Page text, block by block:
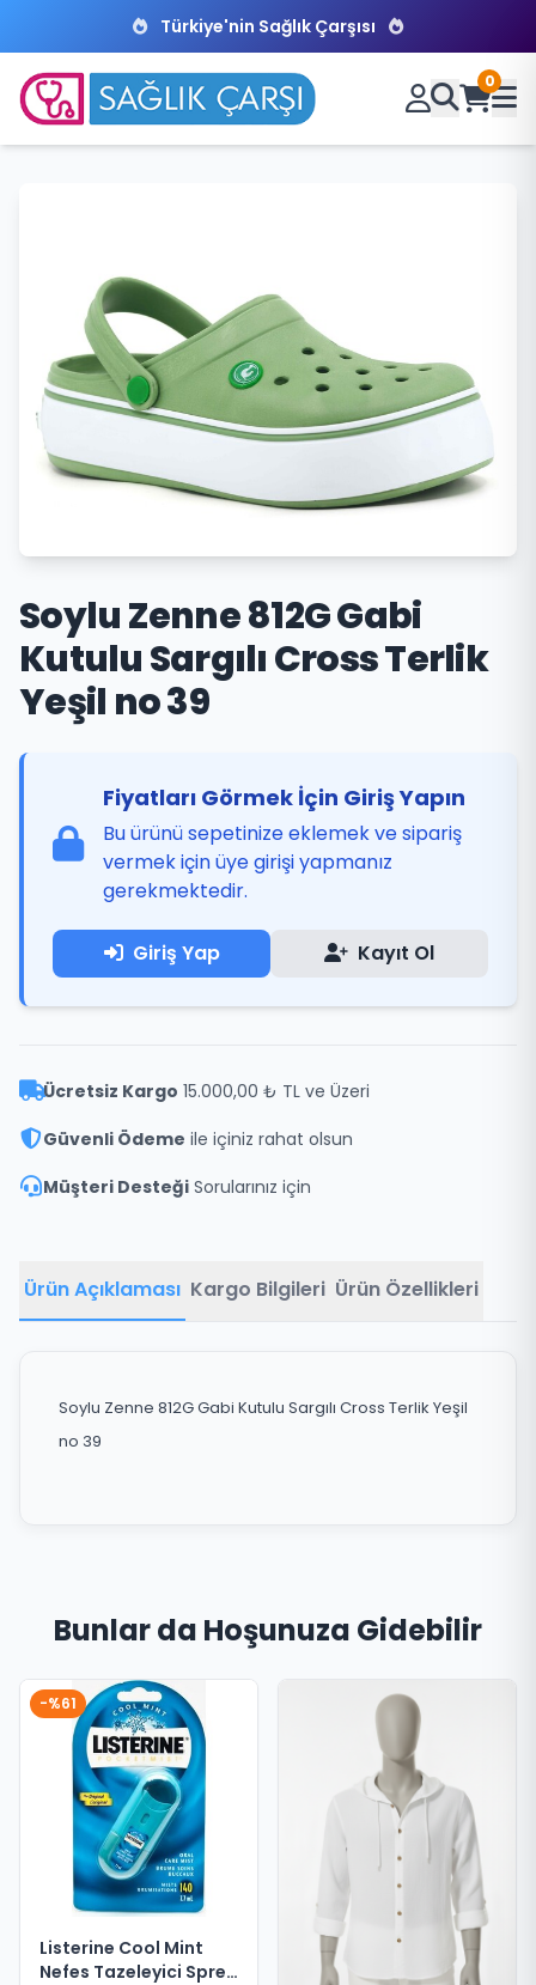
Türkiye'nin Sağlık Çarşısı
0
Soylu Zenne 812G Gabi
Kutulu Sargılı Cross Terlik
Yeşil no 39
Fiyatları Görmek İçin Giriş Yapın
Bu ürünü sepetinize eklemek ve sipariş
vermek için üye girişi yapmanız
gerekmektedir.
Giriş Yap Kayıt Ol
Ücretsiz Kargo 15.000,00 ₺ TL ve Üzeri
Güvenli Ödeme ile içiniz rahat olsun
Müşteri Desteği Sorularınız için
Ürün Açıklaması Kargo Bilgileri Ürün Özellikleri
Soylu Zenne 812G Gabi Kutulu Sargılı Cross Terlik Yeşil
no 39
Bunlar da Hoşunuza Gidebilir
-%61
Listerine Cool Mint
Nefes Tazeleyici Sprey